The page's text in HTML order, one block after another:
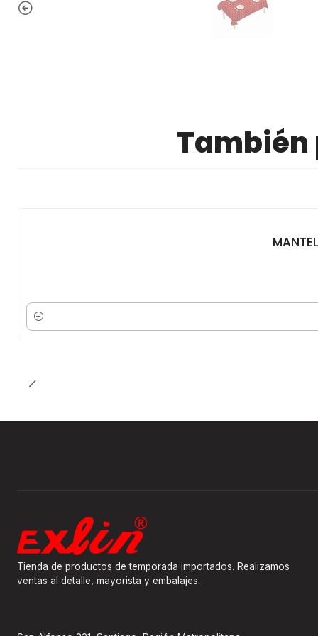
También
Cantidad
Tienda de productos de temporada importados. Realizamos
ventas al detalle, mayorista y embalajes.